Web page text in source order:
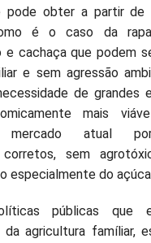
pode obter a partir de
é o caso da
e cachaça que podem
e sem agressão
de grandes
mais
mercado atual
corretos, sem
especialmente do
públicas que
da agricultura famíliar,